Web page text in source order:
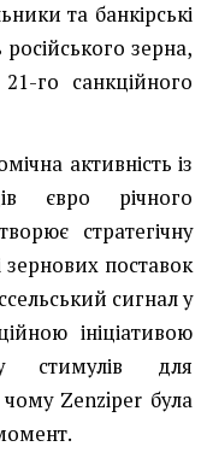
та банкірські
зерна,
го санкційного
активність із
євро річного
стратегічну
зернових поставок
сигнал у
ініціативою
стимулів для
чому Zenziper була